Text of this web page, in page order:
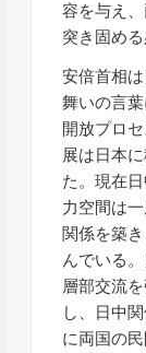
容を与え
突き固め
安倍首相
舞いの言
開放プロ
展は日本
た。現在
力空間は
関係を築
んでいる
層部交流
し、日中
に両国の